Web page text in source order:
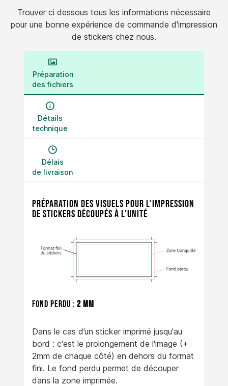
Trouver ci dessous tous les informations nécessaire
pour une bonne expérience de commande d'impression
de stickers chez nous.
Préparation
des fichiers
Détails
technique
Délais
de livraison
Préparation des visuels pour l'impression
de stickers découpés à l'unité
Fond perdu :2 mm
Dans le cas d’un sticker imprimé jusqu'au
bord : c'est le prolongement de l'image (+
2mm de chaque côté) en dehors du format
fini. Le fond perdu permet de découper
dans la zone imprimée.